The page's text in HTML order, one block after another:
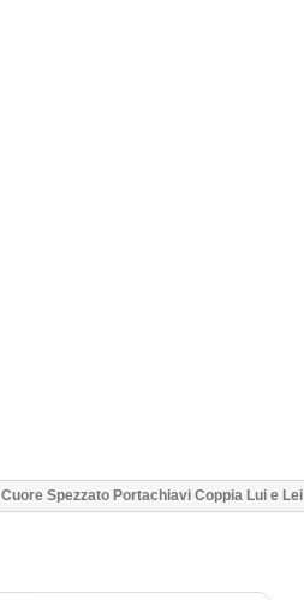
Cuore Spezzato Portachiavi Coppia Lui e Lei